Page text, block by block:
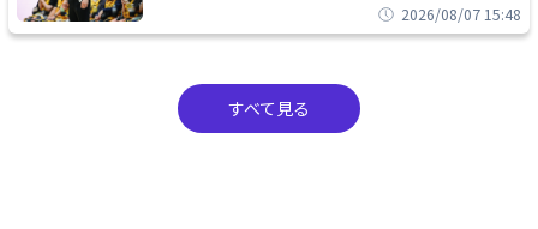
2026/08/07 15:48
すべて見る